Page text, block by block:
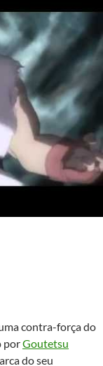
contra-força do
porGoutetsu
do seu